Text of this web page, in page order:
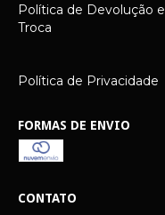
Política de Devolução e
Troca
Política de Privacidade
FORMAS DE ENVIO
CONTATO